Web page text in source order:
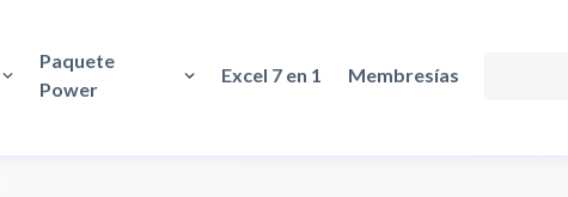
Paquete
Power
Excel 7 en 1 Membresías